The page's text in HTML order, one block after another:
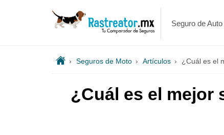
Seguro de Auto
› Seguros de Moto › Artículos › ¿Cuál es el
¿Cuál es el mejor